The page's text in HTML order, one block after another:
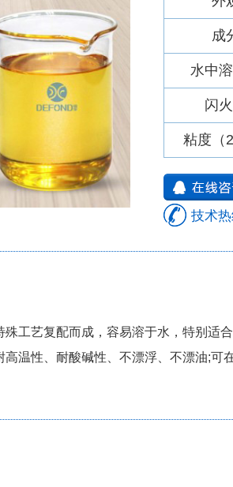
成
水中
闪
粘度（
技术热
殊工艺复配而成，容易溶于水，特别适
高温性、耐酸碱性、不漂浮、不漂油;